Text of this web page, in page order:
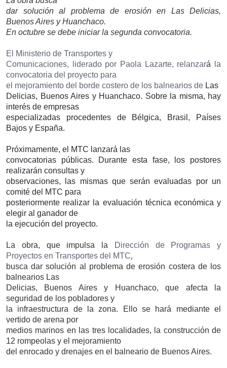
dar solución al problema de erosión en Las Delicias,
Buenos Aires y Huanchaco.
En octubre se debe iniciar la segunda convocatoria.
El Ministerio de Transportes y
Comunicaciones, liderado por Paola Lazarte, relanzará la
convocatoria del proyecto para
el mejoramiento del borde costero de los balnearios de Las
Delicias, Buenos Aires y Huanchaco. Sobre la misma, hay
interés de empresas
especializadas procedentes de Bélgica, Brasil, Países
Bajos y España.
Próximamente, el MTC lanzará las
convocatorias públicas. Durante esta fase, los postores
realizarán consultas y
observaciones, las mismas que serán evaluadas por un
comité del MTC para
posteriormente realizar la evaluación técnica económica y
elegir al ganador de
la ejecución del proyecto.
La obra, que impulsa la
Dirección de Programas y
Proyectos en Transportes del MTC,
busca dar solución al problema de erosión costera de los
balnearios Las
Delicias, Buenos Aires y Huanchaco, que afecta la
seguridad de los pobladores y
la infraestructura de la zona. Ello se hará mediante el
vertido de arena por
medios marinos en las tres localidades, la construcción de
12 rompeolas y el mejoramiento
del enrocado y drenajes en el balneario de Buenos Aires.